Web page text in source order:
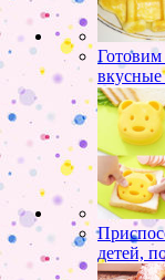
Готовим
детей,